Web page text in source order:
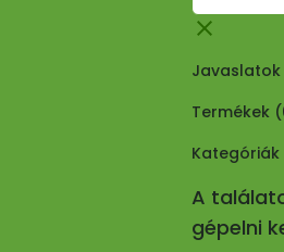
Javaslatok
Termékek (
Kategóriák
A
gépelni